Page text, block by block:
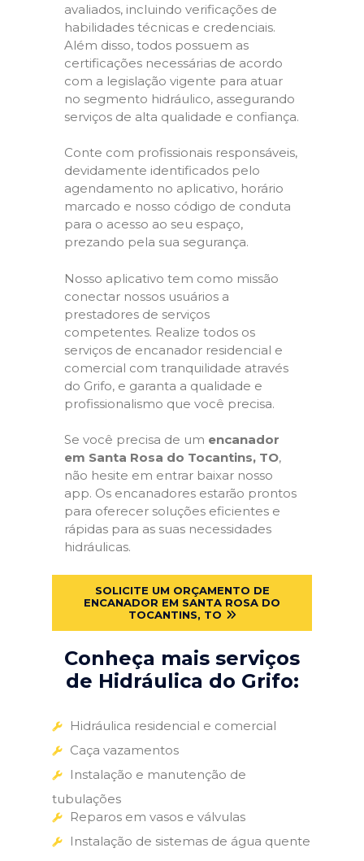
avaliados, incluindo verificações de
habilidades técnicas e credenciais.
Além disso, todos possuem as
certificações necessárias de acordo
com a legislação vigente para atuar
no segmento hidráulico, assegurando
serviços de alta qualidade e confiança.
Conte com profissionais responsáveis,
devidamente identificados pelo
agendamento no aplicativo, horário
marcado e nosso código de conduta
para o acesso ao seu espaço,
prezando pela sua segurança.
Nosso aplicativo tem como missão
conectar nossos usuários a
prestadores de serviços
competentes. Realize todos os
serviços de encanador residencial e
comercial com tranquilidade através
do Grifo, e garanta a qualidade e
profissionalismo que você precisa.
Se você precisa de um encanador
em Santa Rosa do Tocantins, TO,
não hesite em entrar baixar nosso
app. Os encanadores estarão prontos
para oferecer soluções eficientes e
rápidas para as suas necessidades
hidráulicas.
SOLICITE UM ORÇAMENTO DE
ENCANADOR EM SANTA ROSA DO
TOCANTINS, TO
Conheça mais serviços
de Hidráulica do Grifo:
Hidráulica residencial e comercial
Caça vazamentos
Instalação e manutenção de
tubulações
Reparos em vasos e válvulas
Instalação de sistemas de água quente